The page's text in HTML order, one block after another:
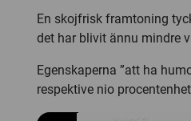
En skojfrisk framtoning
det har blivit ännu mindre
Egenskaperna ”att ha
respektive nio